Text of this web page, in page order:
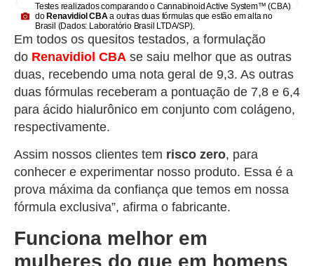
Testes realizados comparando o Cannabinoid Active System™ (CBA)
doRenavidiol CBAa outras duas fórmulas que estão em alta no
Brasil (Dados: Laboratório Brasil LTDA/SP).
Em todos os quesitos testados, a formulação
do Renavidiol CBA se saiu melhor que as outras
duas, recebendo uma nota geral de 9,3. As outras
duas fórmulas receberam a pontuação de 7,8 e 6,4
para ácido hialurônico em conjunto com colágeno,
respectivamente.
Assim nossos clientes tem risco zero, para
conhecer e experimentar nosso produto. Essa é a
prova máxima da confiança que temos em nossa
fórmula exclusiva”, afirma o fabricante.
Funciona melhor em
mulheres do que em homens